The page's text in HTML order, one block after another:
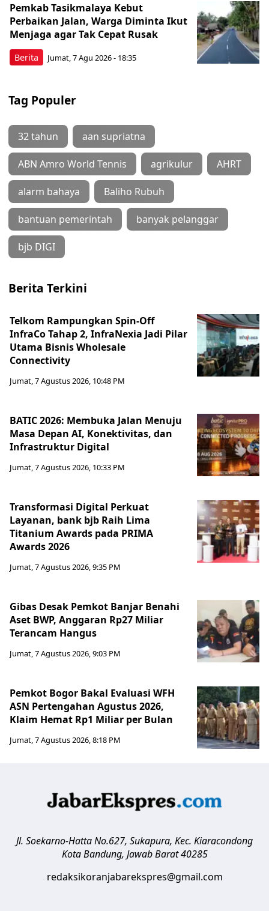
Berita
Pemkab Tasikmalaya Kebut
Perbaikan Jalan, Warga Diminta Ikut
Menjaga agar Tak Cepat Rusak
Jumat, 7 Agu 2026 - 18:35
Tag Populer
32 tahun aan supriatna
ABN Amro World Tennis agrikulur AHRT
alarm bahaya Baliho Rubuh
bantuan pemerintah banyak pelanggar
bjb DIGI
Berita Terkini
Telkom Rampungkan Spin-Off
InfraCo Tahap 2, InfraNexia Jadi Pilar
Utama Bisnis Wholesale
Connectivity
Jumat, 7 Agustus 2026, 10:48 PM
BATIC 2026: Membuka Jalan Menuju
Masa Depan AI, Konektivitas, dan
Infrastruktur Digital
Jumat, 7 Agustus 2026, 10:33 PM
Transformasi Digital Perkuat
Layanan, bank bjb Raih Lima
Titanium Awards pada PRIMA
Awards 2026
Jumat, 7 Agustus 2026, 9:35 PM
Gibas Desak Pemkot Banjar Benahi
Aset BWP, Anggaran Rp27 Miliar
Terancam Hangus
Jumat, 7 Agustus 2026, 9:03 PM
Pemkot Bogor Bakal Evaluasi WFH
ASN Pertengahan Agustus 2026,
Klaim Hemat Rp1 Miliar per Bulan
Jumat, 7 Agustus 2026, 8:18 PM
Jl. Soekarno-Hatta No.627, Sukapura, Kec. Kiaracondong
Kota Bandung, Jawab Barat 40285
redaksikoranjabarekspres@gmail.com